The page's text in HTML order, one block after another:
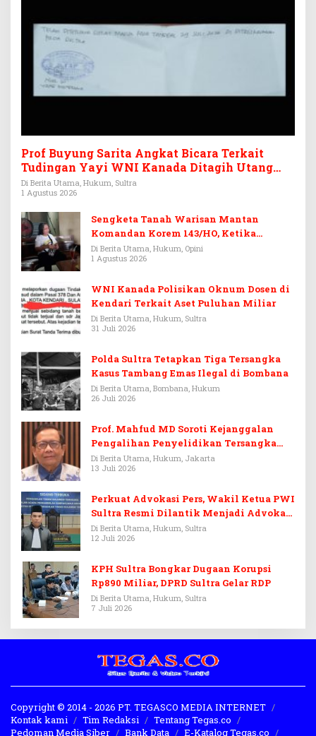
Prof Buyung Sarita Angkat Bicara Terkait
Tudingan Yayi WNI Kanada Ditagih Utang
Rp3,6 Miliar
Di Berita Utama, Hukum, Sultra
1 Agustus 2026
Sengketa Tanah Warisan Mantan
Komandan Korem 143/HO, Ketika
Warisan Menjadi Arena Pemerasan
Di Berita Utama, Hukum, Opini
1 Agustus 2026
WNI Kanada Polisikan Oknum Dosen di
Kendari Terkait Aset Puluhan Miliar
Di Berita Utama, Hukum, Sultra
31 Juli 2026
Polda Sultra Tetapkan Tiga Tersangka
Kasus Tambang Emas Ilegal di Bombana
Di Berita Utama, Bombana, Hukum
26 Juli 2026
Prof. Mahfud MD Soroti Kejanggalan
Pengalihan Penyelidikan Tersangka
Febrie Adriansyah
Di Berita Utama, Hukum, Jakarta
13 Juli 2026
Perkuat Advokasi Pers, Wakil Ketua PWI
Sultra Resmi Dilantik Menjadi Advokat
PERADI
Di Berita Utama, Hukum, Sultra
12 Juli 2026
KPH Sultra Bongkar Dugaan Korupsi
Rp890 Miliar, DPRD Sultra Gelar RDP
Di Berita Utama, Hukum, Sultra
7 Juli 2026
Copyright © 2014 - 2026 PT. TEGASCO MEDIA INTERNET
Kontak kami
Tim Redaksi
Tentang Tegas.co
Pedoman Media Siber
Bank Data E-Katalog Tegas.co